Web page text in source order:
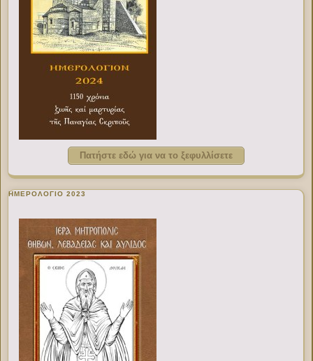
Πατήστε εδώ για να το ξεφυλλίσετε
ΗΜΕΡΟΛΟΓΙΟ 2023